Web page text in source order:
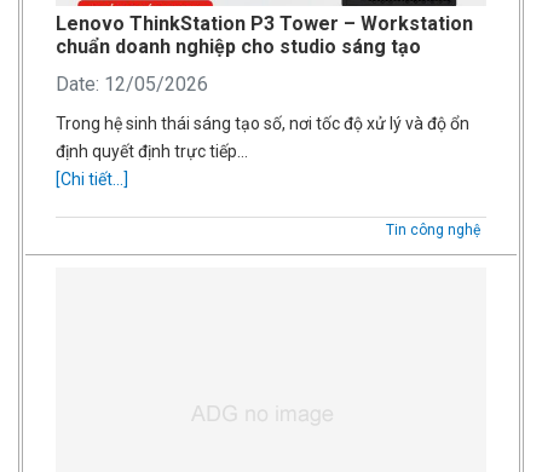
Lenovo ThinkStation P3 Tower – Workstation
chuẩn doanh nghiệp cho studio sáng tạo
Date: 12/05/2026
Trong hệ sinh thái sáng tạo số, nơi tốc độ xử lý và độ ổn
định quyết định trực tiếp…
[Chi tiết...]
Tin công nghệ